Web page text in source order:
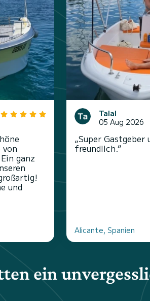
ganz
und
Talal
05 Aug 2026
„Super Gastgeber
freundlich.“
Alicante, Spanien
ein